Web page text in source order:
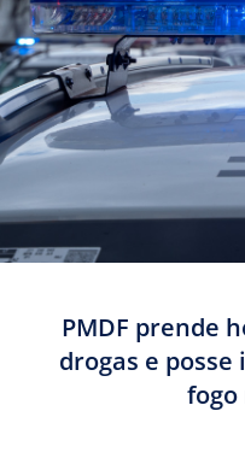
PMDF prende
drogas e
fogo